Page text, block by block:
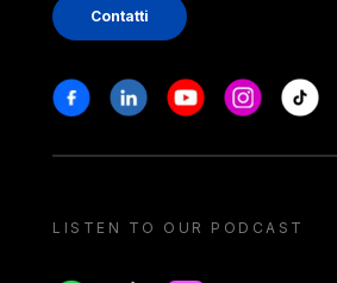
Contatti
Stay in touch
FacebookLinkedinYoutubeInstagram
Tiktok
LISTEN TO OUR PODCAST